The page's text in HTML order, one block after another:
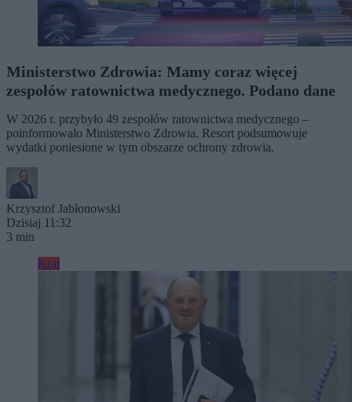
Ministerstwo Zdrowia: Mamy coraz więcej
zespołów ratownictwa medycznego. Podano dane
W 2026 r. przybyło 49 zespołów ratownictwa medycznego –
poinformowało Ministerstwo Zdrowia. Resort podsumowuje
wydatki poniesione w tym obszarze ochrony zdrowia.
Krzysztof Jabłonowski
Dzisiaj 11:32
3 min
Kraj